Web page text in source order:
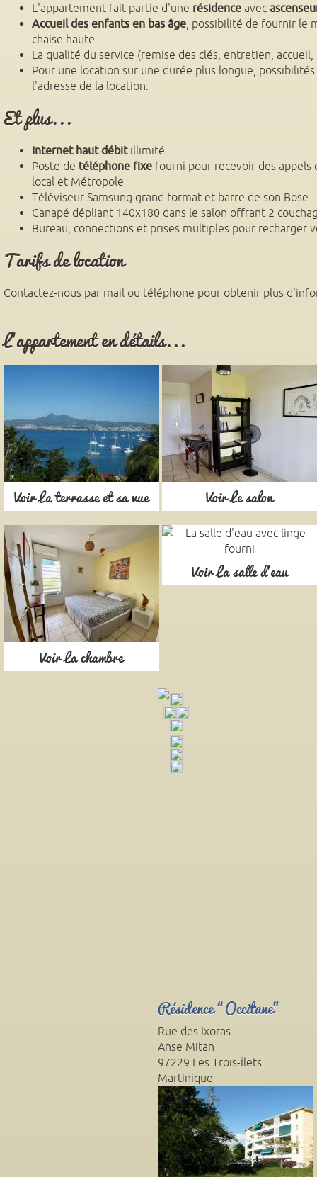
L'appartement fait partie d'une résidenceavec
Accueil des enfants en bas âge, possibilité de fournir le
chaise haute...
La qualité du service (remise des clés, entretien, accueil,
Pour une location sur une durée plus longue,
l'adresse de la location.
Et plus...
Internet haut débitillimité
Poste de téléphone fixefourni pour recevoir des appels
local et Métropole
Téléviseur Samsung grand format et barre de son Bose.
Canapé dépliant 140x180 dans le salon offrant 2
Bureau, connections et prises multiples pour recharger
Tarifs de location
Contactez-nous par mail ou téléphone pour obtenir plus
L'appartement en détails...
Voir La terrasse et sa vue Voir Le salon
Voir La chambre
Voir La salle d'eau
Résidence “Occitane”
Rue des Ixoras
Anse Mitan
97229 Les Trois-Îlets
Martinique